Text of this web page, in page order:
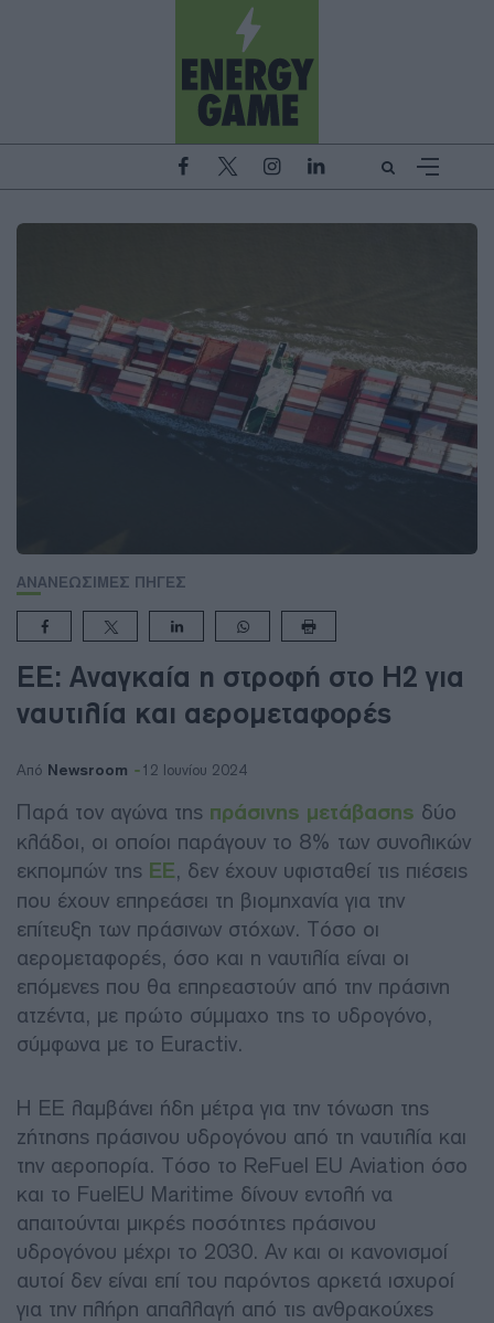
ΑΝΑΝΕΩΣΙΜΕΣ ΠΗΓΕΣ
ΕΕ: Αναγκαία η στροφή στο H2 για
ναυτιλία και αερομεταφορές
Από Newsroom 12 Ιουνίου 2024
Παρά τον αγώνα της πράσινης μετάβασης δύο
κλάδοι, οι οποίοι παράγουν το 8% των συνολικών
εκπομπών της ΕΕ, δεν έχουν υφισταθεί τις πιέσεις
που έχουν επηρεάσει τη βιομηχανία για την
επίτευξη των πράσινων στόχων. Τόσο οι
αερομεταφορές, όσο και η ναυτιλία είναι οι
επόμενες που θα επηρεαστούν από την πράσινη
ατζέντα, με πρώτο σύμμαχο της το υδρογόνο,
σύμφωνα με το Euractiv.
Η ΕΕ λαμβάνει ήδη μέτρα για την τόνωση της
ζήτησης πράσινου υδρογόνου από τη ναυτιλία και
την αεροπορία. Τόσο το ReFuel EU Aviation όσο
και το FuelEU Maritime δίνουν εντολή να
απαιτούνται μικρές ποσότητες πράσινου
υδρογόνου μέχρι το 2030. Αν και οι κανονισμοί
αυτοί δεν είναι επί του παρόντος αρκετά ισχυροί
για την πλήρη απαλλαγή από τις ανθρακούχες